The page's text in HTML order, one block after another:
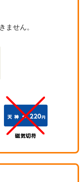
ません。